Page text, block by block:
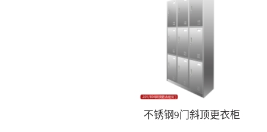
不锈钢9门斜顶更衣柜